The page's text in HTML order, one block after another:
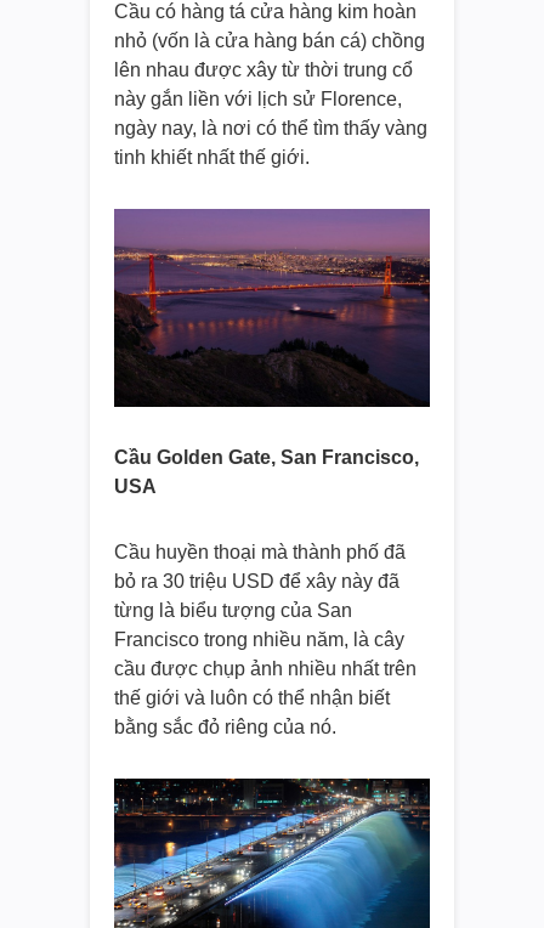
Cầu có hàng tá cửa hàng kim hoàn
nhỏ (vốn là cửa hàng bán cá) chồng
lên nhau được xây từ thời trung cổ
này gắn liền với lịch sử Florence,
ngày nay, là nơi có thể tìm thấy vàng
tinh khiết nhất thế giới.
Cầu Golden Gate, San Francisco,
USA
Cầu huyền thoại mà thành phố đã
bỏ ra 30 triệu USD để xây này đã
từng là biểu tượng của San
Francisco trong nhiều năm, là cây
cầu được chụp ảnh nhiều nhất trên
thế giới và luôn có thể nhận biết
bằng sắc đỏ riêng của nó.